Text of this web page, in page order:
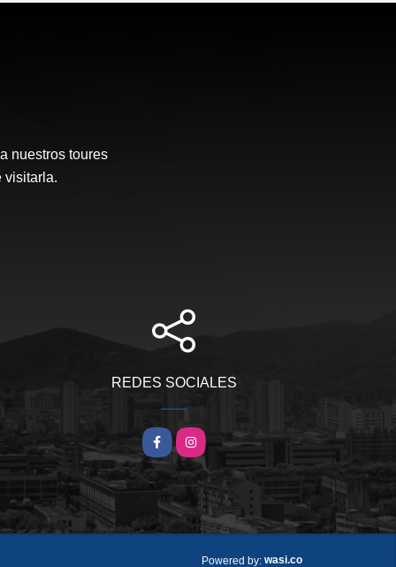
nuestros toures
visitarla.
REDES SOCIALES
FacebookInstagram
Powered by: wasi.co